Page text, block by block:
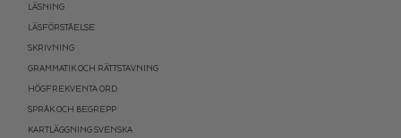
LÄSNING
LÄSFÖRSTÅELSE
SKRIVNING
GRAMMATIK OCH RÄTTSTAVNING
HÖGFREKVENTA ORD
SPRÅK OCH BEGREPP
KARTLÄGGNING SVENSKA